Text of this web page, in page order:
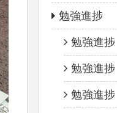
勉強進捗
勉強進
勉強進
勉強進